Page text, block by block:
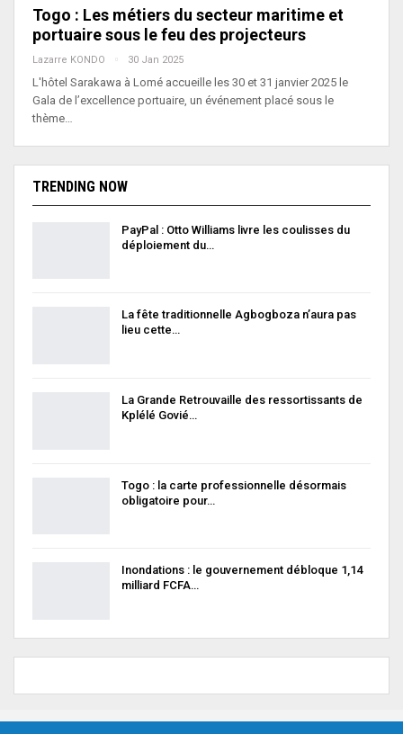
Togo : Les métiers du secteur maritime et
portuaire sous le feu des projecteurs
Lazarre KONDO 30 Jan 2025
L'hôtel Sarakawa à Lomé accueille les 30 et 31 janvier 2025 le
Gala de l’excellence portuaire, un événement placé sous le
thème…
TRENDING NOW
PayPal : Otto Williams livre les coulisses du
déploiement du…
La fête traditionnelle Agbogboza n’aura pas
lieu cette…
La Grande Retrouvaille des ressortissants de
Kplélé Govié…
Togo : la carte professionnelle désormais
obligatoire pour…
Inondations : le gouvernement débloque 1,14
milliard FCFA…